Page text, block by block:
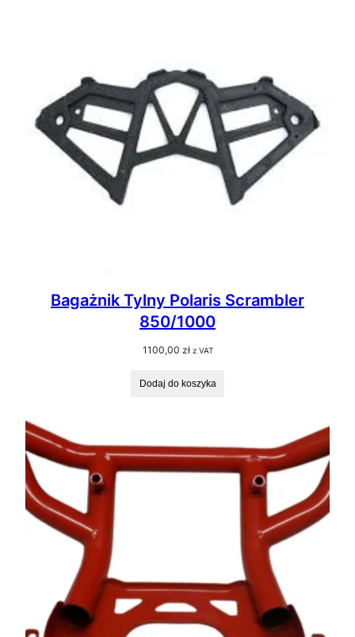
Bagażnik Tylny Polaris Scrambler
850/1000
1100,00 zł z VAT
Dodaj do koszyka